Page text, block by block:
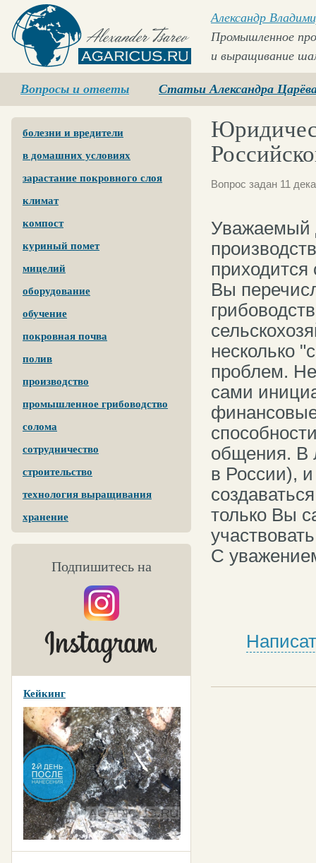
Agaricus.ru
Александр
Промышленное
и выращивание
Вопросы и ответы Статьи Александра
болезни и вредители
в домашних условиях
зарастание покровного слоя
климат
компост
куриный помет
мицелий
оборудование
обучение
покровная почва
полив
производство
промышленное грибоводство
солома
сотрудничество
строительство
технология выращивания
хранение
Подпишитесь на
Кейкинг
Вопрос задан 11
Уважаемый
Вы
несколько
проблем.
сами
общения. В
в России),
только Вы
С